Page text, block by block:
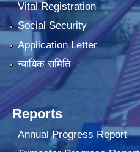
Vital Registration
Social Security
Application Letter
न्यायिक समिति
Reports
Annual Progress Report